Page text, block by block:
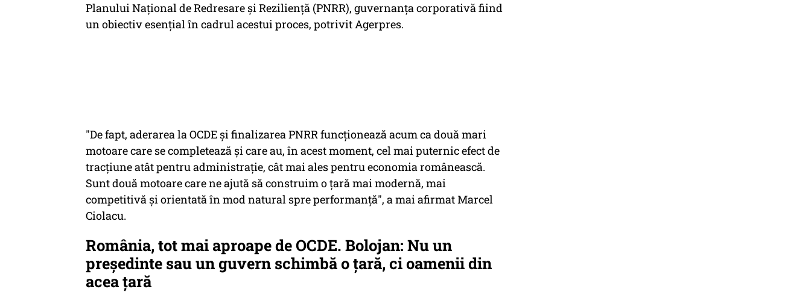
Planului Național de Redresare și Reziliență (PNRR), guvernanța corporativă fiind
un obiectiv esențial în cadrul acestui proces, potrivit Agerpres.
"De fapt, aderarea la OCDE şi finalizarea PNRR funcţionează acum ca două mari
motoare care se completează şi care au, în acest moment, cel mai puternic efect de
tracţiune atât pentru administraţie, cât mai ales pentru economia românească.
Sunt două motoare care ne ajută să construim o ţară mai modernă, mai
competitivă şi orientată în mod natural spre performanţă", a mai afirmat Marcel
Ciolacu.
România, tot mai aproape de OCDE. Bolojan: Nu un
președinte sau un guvern schimbă o țară, ci oamenii din
acea țară